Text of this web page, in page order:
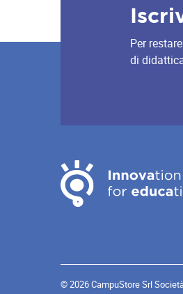
Per
di
© 2026 CampuStore Srl